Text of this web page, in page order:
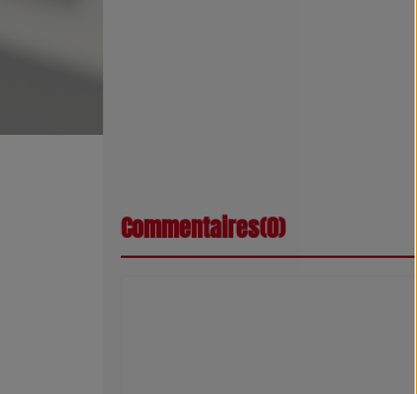
Commentaires(0)